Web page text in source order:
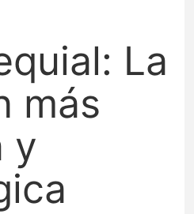
: La
más
y